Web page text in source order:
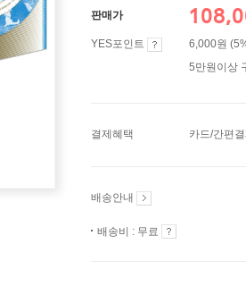
판매가
YES포인트
6,000원
5만원이상
결제혜택 카드/간편
배송안내
배송비 : 무료